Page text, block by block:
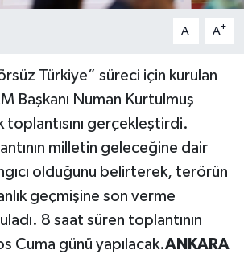
A- A+
Türkiye” süreci için kurulan
Başkanı Numan Kurtulmuş
toplantısını gerçekleştirdi.
milletin geleceğine dair
olduğunu belirterek, terörün
geçmişine son verme
8 saat süren toplantının
Cuma günü yapılacak.ANKARA